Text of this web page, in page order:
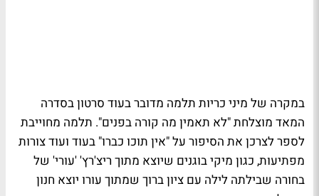
במקרה של מיני כריות תלמה מדובר בעוד סרטון בסדרה
המאד מוצלחת "לא תאמין מה קורה בפנים". תלמה מחוייבת
לספר לצרכן את הסיפור על "אין תוכו כברו" בעוד ועוד צורות
מפתיעות, כגון מיקי בוגנים שיוצא מתוך ריצ'רץ' 'עורי' של
בחורה שבילתה לילה עם ציון ברוך שמתוך עורו יוצא חנון